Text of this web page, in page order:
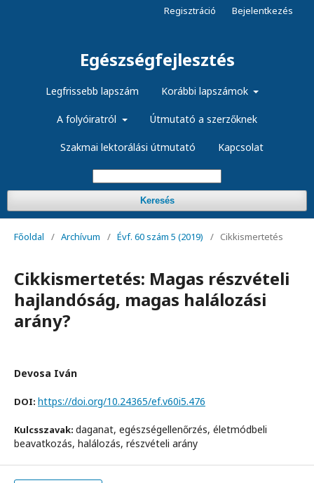
Egészségfejlesztés
Legfrissebb lapszám Korábbi lapszámok
A folyóiratról Útmutató a szerzőknek
Szakmai lektorálási útmutató Kapcsolat
Keresés
Regisztráció Bejelentkezés
Főoldal / Archívum / Évf. 60 szám 5 (2019) / Cikkismertetés
Cikkismertetés: Magas részvételi
hajlandóság, magas halálozási
arány?
Devosa Iván
DOI: https://doi.org/10.24365/ef.v60i5.476
Kulcsszavak: daganat, egészségellenőrzés, életmódbeli
beavatkozás, halálozás, részvételi arány